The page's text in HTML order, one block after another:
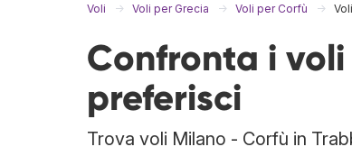
Voli Voli per Grecia Voli per Corfù
Confronta i
preferisci
Trova voli Milano - Corfù in